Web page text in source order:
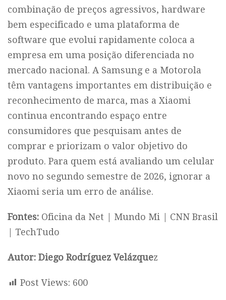
combinação de preços agressivos, hardware
bem especificado e uma plataforma de
software que evolui rapidamente coloca a
empresa em uma posição diferenciada no
mercado nacional. A Samsung e a Motorola
têm vantagens importantes em distribuição e
reconhecimento de marca, mas a Xiaomi
continua encontrando espaço entre
consumidores que pesquisam antes de
comprar e priorizam o valor objetivo do
produto. Para quem está avaliando um celular
novo no segundo semestre de 2026, ignorar a
Xiaomi seria um erro de análise.
Fontes: Oficina da Net | Mundo Mi | CNN Brasil
| TechTudo
Autor: Diego Rodríguez Velázquez
Post Views: 600